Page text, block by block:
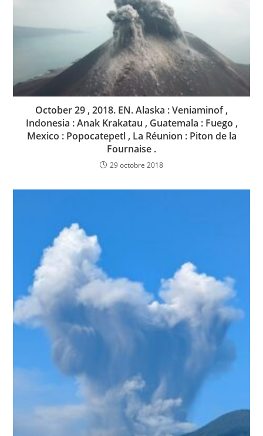
October 29 , 2018. EN. Alaska : Veniaminof ,
Indonesia : Anak Krakatau , Guatemala : Fuego ,
Mexico : Popocatepetl , La Réunion : Piton de la
Fournaise .
29 octobre 2018